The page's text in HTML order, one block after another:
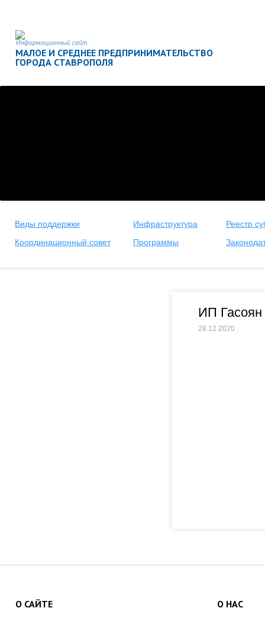
Информационный сайт
МАЛОЕ И СРЕДНЕЕ ПРЕДПРИНИМАТЕЛЬСТВО
ГОРОДА СТАВРОПОЛЯ
Виды поддержки Инфраструктура
Реестр
Координационный совет
Программы
ИП
28.12.2020
О САЙТЕ О НАС